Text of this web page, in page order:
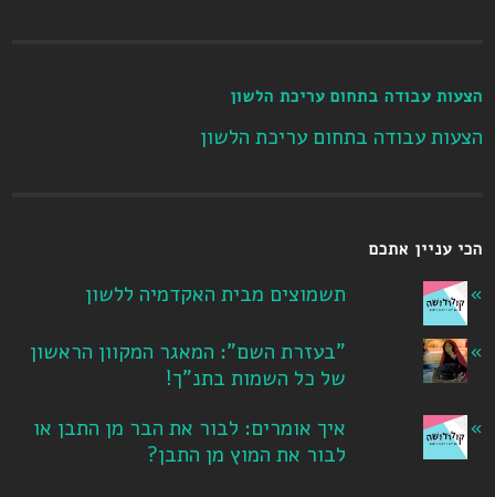
הצעות עבודה בתחום עריכת הלשון
הצעות עבודה בתחום עריכת הלשון
הכי עניין אתכם
תשמוצים מבית האקדמיה ללשון
"בעזרת השם": המאגר המקוון הראשון
של כל השמות בתנ"ך!
איך אומרים: לבור את הבר מן התבן או
לבור את המוץ מן התבן?